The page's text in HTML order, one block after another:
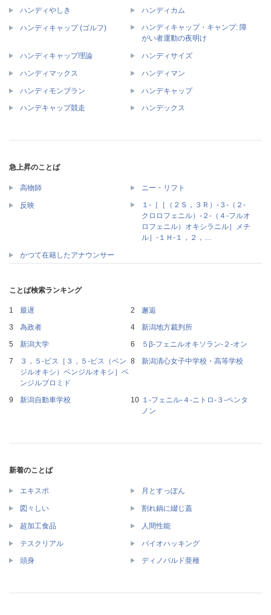
ハンディやしき ハンディカム
ハンディキャップ (ゴルフ)
ハンディキャップ・キャンプ: 障
がい者運動の夜明け
ハンディキャップ理論 ハンディサイズ
ハンディマックス ハンディマン
ハンディモンブラン ハンデキャップ
ハンデキャップ競走 ハンデックス
急上昇のことば
高物師 ニー・リフト
反映
１‐［［（２Ｓ，３Ｒ）‐３‐（２‐
クロロフェニル）‐２‐（４‐フルオ
ロフェニル）オキシラニル］メチ
ル］‐１Ｈ‐１，２，…
かつて在籍したアナウンサー
ことば検索ランキング
最遅
邂逅
為政者
新潟地方裁判所
新潟大学
５β‐フェニルオキソラン‐２‐オン
３，５‐ビス［３，５‐ビス（ベン
ジルオキシ）ベンジルオキシ］ベ
ンジルブロミド
新潟清心女子中学校・高等学校
新潟自動車学校
１‐フェニル‐４‐ニトロ‐３‐ペンタ
ノン
新着のことば
エキスポ 月とすっぽん
図々しい 割れ鍋に綴じ蓋
超加工食品 人間性能
テスクリアル バイオハッキング
頭身 ディノバルド亜種